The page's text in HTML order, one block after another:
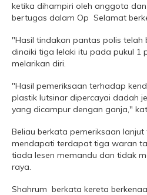
ketika dihampiri oleh anggota
bertugas dalam Op Selamat
"Hasil tindakan pantas polis telah
dinaiki tiga lelaki itu pada pukul 1
melarikan diri.
"Hasil pemeriksaan terhadap
plastik lutsinar dipercayai dadah
yang dicampur dengan ganja,"
Beliau berkata pemeriksaan
mendapati terdapat tiga waran
tiada lesen memandu dan tidak
raya.
Shahrum berkata kereta